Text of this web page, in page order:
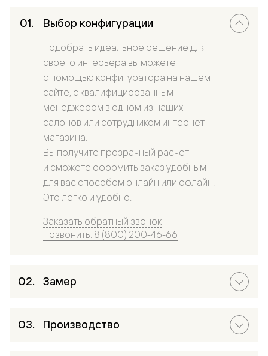
Выбор конфигурации
Подобрать идеальное решение для
своего интерьера вы можете
с помощью конфигуратора на нашем
сайте, с квалифицированным
менеджером в одном из наших
салонов или сотрудником интернет-
магазина.
Вы получите прозрачный расчет
и сможете оформить заказ удобным
для вас способом онлайн или офлайн.
Это легко и удобно.
Заказать обратный звонок
Позвонить: 8 (800) 200-46-66
Замер
Производство